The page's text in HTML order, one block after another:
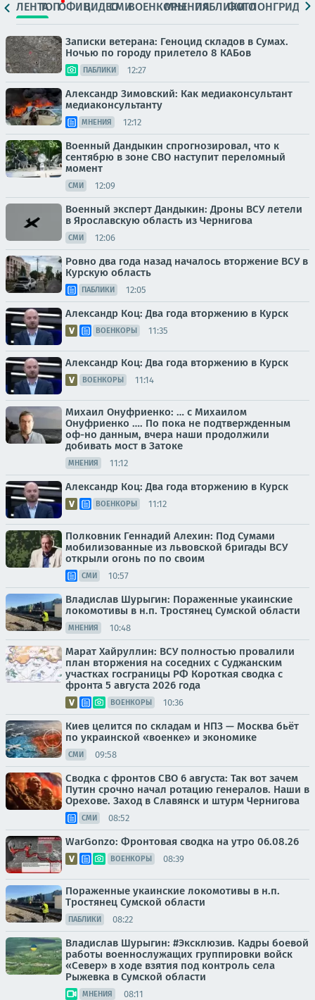
ЛЕНТАТОПОФИЦ.ВИДЕОСМИВОЕНКОРЫМНЕНИЯПАБЛИКИ
ФОТОЛОНГРИДЫ
Записки ветерана: Геноцид складов в Сумах.
Ночью по городу прилетело 8 КАБов
ПАБЛИКИ 12:27
Александр Зимовский: Как медиаконсультант
медиаконсультанту
МНЕНИЯ 12:12
Военный Дандыкин спрогнозировал, что к
сентябрю в зоне СВО наступит переломный
момент
СМИ 12:09
Военный эксперт Дандыкин: Дроны ВСУ летели
в Ярославскую область из Чернигова
СМИ 12:06
Ровно два года назад началось вторжение ВСУ в
Курскую область
ПАБЛИКИ 12:05
Александр Коц: Два года вторжению в Курск
ВОЕНКОРЫ 11:35
Александр Коц: Два года вторжению в Курск
ВОЕНКОРЫ 11:14
Михаил Онуфриенко: … с Михаилом
Онуфриенко …. По пока не подтвержденным
оф-но данным, вчера наши продолжили
добивать мост в Затоке
МНЕНИЯ 11:12
Александр Коц: Два года вторжению в Курск
ВОЕНКОРЫ 11:12
Полковник Геннадий Алехин: Под Сумами
мобилизованные из львовской бригады ВСУ
открыли огонь по по своим
СМИ 10:57
Владислав Шурыгин: Пораженные укаинские
локомотивы в н.п. Тростянец Сумской области
МНЕНИЯ 10:48
Марат Хайруллин: ВСУ полностью провалили
план вторжения на соседних с Суджанским
участках госграницы РФ Короткая сводка с
фронта 5 августа 2026 года
ВОЕНКОРЫ 10:36
Киев целится по складам и НПЗ — Москва бьёт
по украинской «военке» и экономике
СМИ 09:58
Сводка с фронтов СВО 6 августа: Так вот зачем
Путин срочно начал ротацию генералов. Наши в
Орехове. Заход в Славянск и штурм Чернигова
СМИ 08:52
WarGonzo: Фронтовая сводка на утро 06.08.26
ВОЕНКОРЫ 08:39
Пораженные укаинские локомотивы в н.п.
Тростянец Сумской области
ПАБЛИКИ 08:22
Владислав Шурыгин: #Эксклюзив. Кадры боевой
работы военнослужащих группировки войск
«Север» в ходе взятия под контроль села
Рыжевка в Сумской области
МНЕНИЯ 08:11